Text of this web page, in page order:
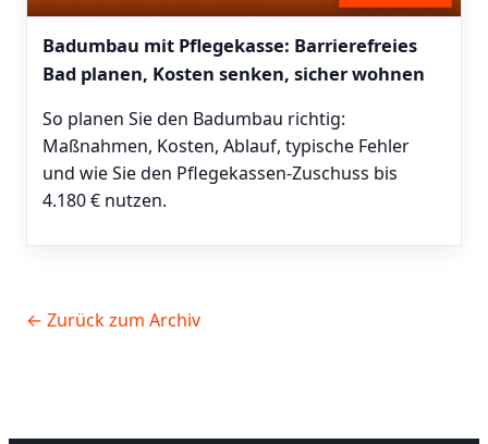
Badumbau mit Pflegekasse: Barrierefreies
Bad planen, Kosten senken, sicher wohnen
So planen Sie den Badumbau richtig:
Maßnahmen, Kosten, Ablauf, typische Fehler
und wie Sie den Pflegekassen-Zuschuss bis
4.180 € nutzen.
← Zurück zum Archiv